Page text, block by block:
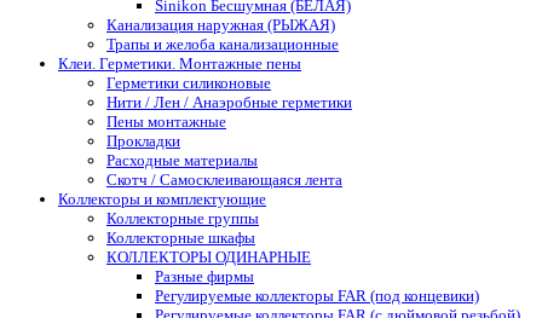
Sinikon Бесшумная (БЕЛАЯ)
Канализация наружная (РЫЖАЯ)
Трапы и желоба канализационные
Клеи. Герметики. Монтажные пены
Герметики силиконовые
Нити / Лен / Анаэробные герметики
Пены монтажные
Прокладки
Расходные материалы
Скотч / Самосклеивающаяся лента
Коллекторы и комплектующие
Коллекторные группы
Коллекторные шкафы
КОЛЛЕКТОРЫ ОДИНАРНЫЕ
Разные фирмы
Регулируемые коллекторы FAR (под концевики)